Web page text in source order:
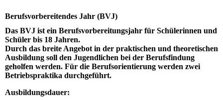
Berufsvorbereitendes Jahr (BVJ)
Das BVJ ist ein Berufsvorbereitungsjahr für Schülerinnen und
Schüler bis 18 Jahren.
Durch das breite Angebot in der praktischen und theoretischen
Ausbildung soll den Jugendlichen bei der Berufsfindung
geholfen werden. Für die Berufsorientierung werden zwei
Betriebspraktika durchgeführt.
Ausbildungsdauer: